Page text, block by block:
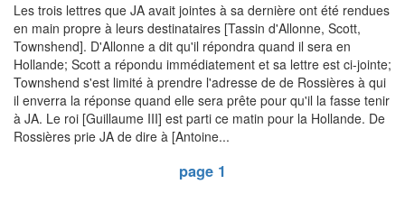
Les trois lettres que JA avait jointes à sa dernière ont été rendues
en main propre à leurs destinataires [Tassin d'Allonne, Scott,
Townshend]. D'Allonne a dit qu'il répondra quand il sera en
Hollande; Scott a répondu immédiatement et sa lettre est ci-jointe;
Townshend s'est limité à prendre l'adresse de de Rossières à qui
il enverra la réponse quand elle sera prête pour qu'il la fasse tenir
à JA. Le roi [Guillaume III] est parti ce matin pour la Hollande. De
Rossières prie JA de dire à [Antoine...
page 1